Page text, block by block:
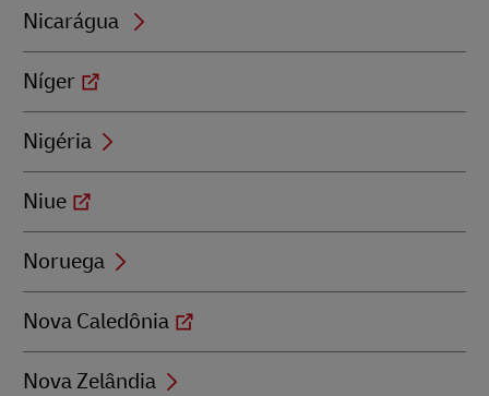
Nicarágua
Níger
Nigéria
Niue
Noruega
Nova Caledônia
Nova Zelândia